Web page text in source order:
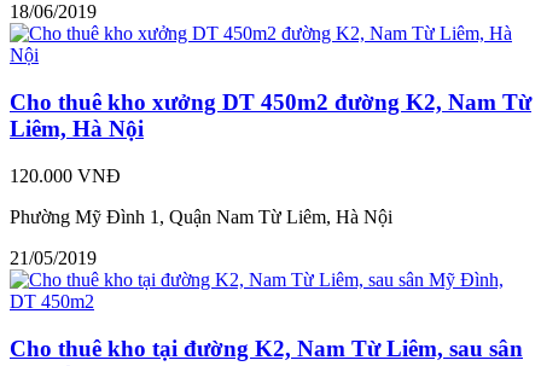
18/06/2019
Cho thuê kho xưởng DT 450m2 đường K2, Nam Từ
Liêm, Hà Nội
120.000 VNĐ
Phường Mỹ Đình 1, Quận Nam Từ Liêm, Hà Nội
21/05/2019
Cho thuê kho tại đường K2, Nam Từ Liêm, sau sân